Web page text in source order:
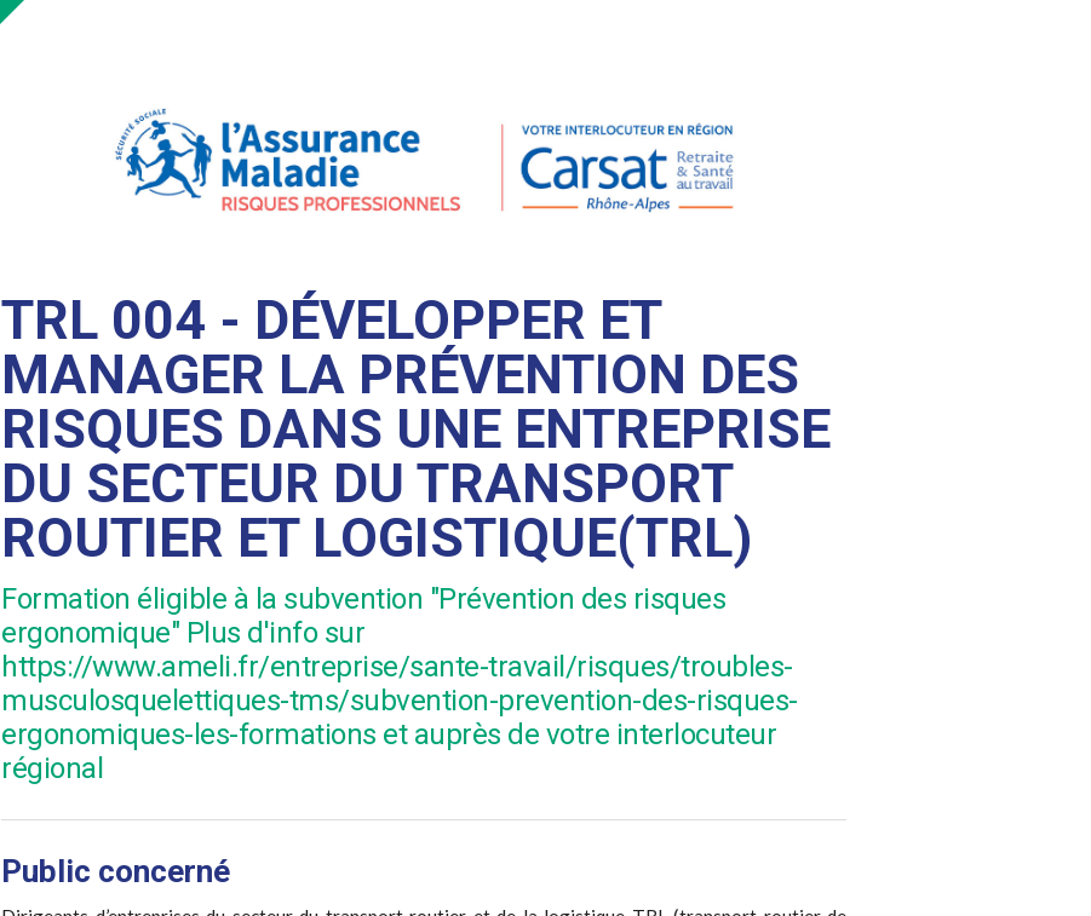
TRL 004 - DÉVELOPPER ET
MANAGER LA PRÉVENTION DES
RISQUES DANS UNE ENTREPRISE
DU SECTEUR DU TRANSPORT
ROUTIER ET LOGISTIQUE(TRL)
Formation éligible à la subvention "Prévention des risques
ergonomique" Plus d'info sur
https://www.ameli.fr/entreprise/sante-travail/risques/troubles-
musculosquelettiques-tms/subvention-prevention-des-risques-
ergonomiques-les-formations et auprès de votre interlocuteur
régional
Public concerné